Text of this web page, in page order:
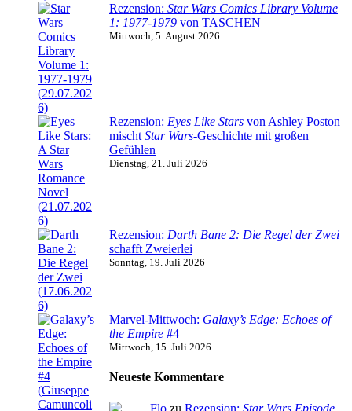
Rezension: Star Wars Comics Library Volume
1: 1977-1979 von TASCHEN
Mittwoch, 5. August 2026
Rezension: Eyes Like Stars von Ashley Poston
mischt Star Wars-Geschichte mit großen
Gefühlen
Dienstag, 21. Juli 2026
Rezension: Darth Bane 2: Die Regel der Zwei
schafft Zweierlei
Sonntag, 19. Juli 2026
Marvel-Mittwoch: Galaxy’s Edge: Echoes of
the Empire #4
Mittwoch, 15. Juli 2026
Neueste Kommentare
Flo zu Rezension: Star Wars Episode